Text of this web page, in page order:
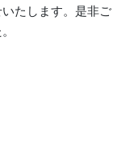
たします。是非ご